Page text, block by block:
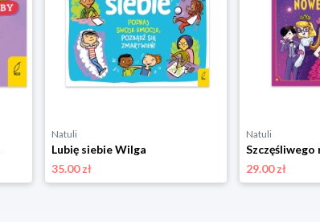
Natuli
Lubię siebie Wilga
35.00 zł
Natuli
29.00 zł